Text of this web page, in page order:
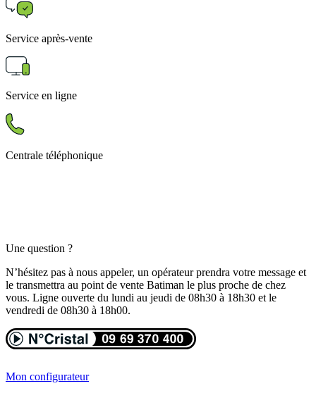
Service après-vente
Service en ligne
Centrale téléphonique
Une question ?
N’hésitez pas à nous appeler, un opérateur prendra votre message et
le transmettra au point de vente Batiman le plus proche de chez
vous. Ligne ouverte du lundi au jeudi de 08h30 à 18h30 et le
vendredi de 08h30 à 18h00.
Mon configurateur